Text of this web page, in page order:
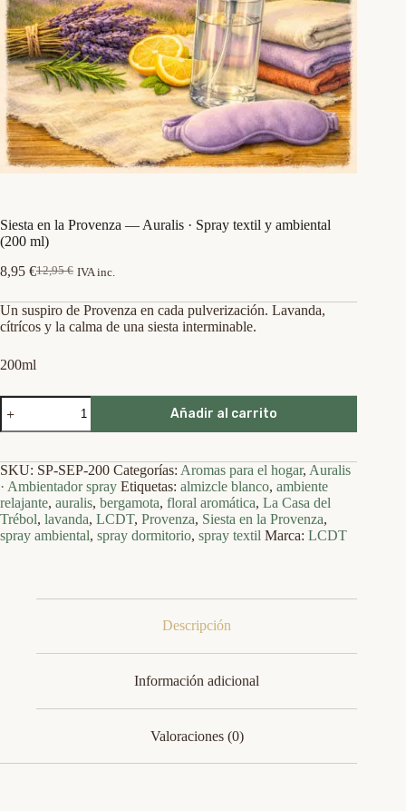
Siesta en la Provenza — Auralis · Spray textil y ambiental
(200 ml)
12,95€
El
original
era:
8,95 €El
actual
es:
IVA inc.
Un suspiro de Provenza en cada pulverización. Lavanda,
cítrícos y la calma de una siesta interminable.
200ml
Siesta
en
la
—
Auralis
Spray
textil
y
cantidad
Añadir al carrito
SKU: SP-SEP-200 Categorías: Aromas para el hogar, Auralis
· Ambientador spray Etiquetas: almizcle blanco, ambiente
relajante, auralis, bergamota, floral aromática, La Casa del
Trébol, lavanda, LCDT, Provenza, Siesta en la Provenza,
spray ambiental, spray dormitorio, spray textil Marca: LCDT
Descripción
Información adicional
Valoraciones (0)